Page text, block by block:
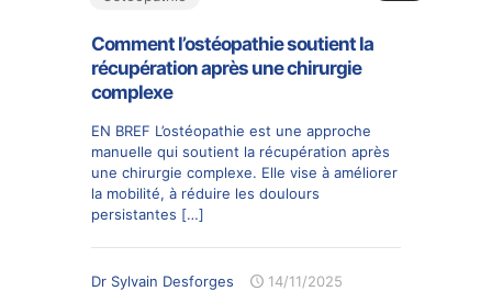
Comment l’ostéopathie soutient la
récupération après une chirurgie
complexe
EN BREF L’ostéopathie est une approche
manuelle qui soutient la récupération après
une chirurgie complexe. Elle vise à améliorer
la mobilité, à réduire les doulours
persistantes […]
Dr Sylvain Desforges 14/11/2025